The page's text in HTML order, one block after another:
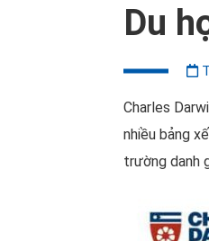
Du
Charles
nhiều bảng
trường danh